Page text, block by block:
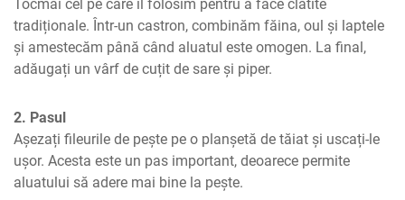
Tocmai cel pe care îl folosim pentru a face clătite
tradiționale. Într-un castron, combinăm făina, oul și laptele
și amestecăm până când aluatul este omogen. La final,
adăugați un vârf de cuțit de sare și piper.
2. Pasul
Așezați fileurile de pește pe o planșetă de tăiat și uscați-le
ușor. Acesta este un pas important, deoarece permite
aluatului să adere mai bine la pește.